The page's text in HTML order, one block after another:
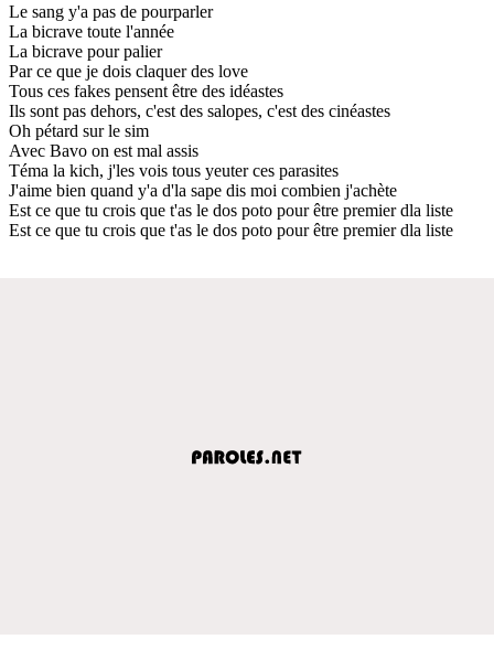
Le sang y'a pas de pourparler
La bicrave toute l'année
La bicrave pour palier
Par ce que je dois claquer des love
Tous ces fakes pensent être des idéastes
Ils sont pas dehors, c'est des salopes, c'est des cinéastes
Oh pétard sur le sim
Avec Bavo on est mal assis
Téma la kich, j'les vois tous yeuter ces parasites
J'aime bien quand y'a d'la sape dis moi combien j'achète
Est ce que tu crois que t'as le dos poto pour être premier dla liste
Est ce que tu crois que t'as le dos poto pour être premier dla liste